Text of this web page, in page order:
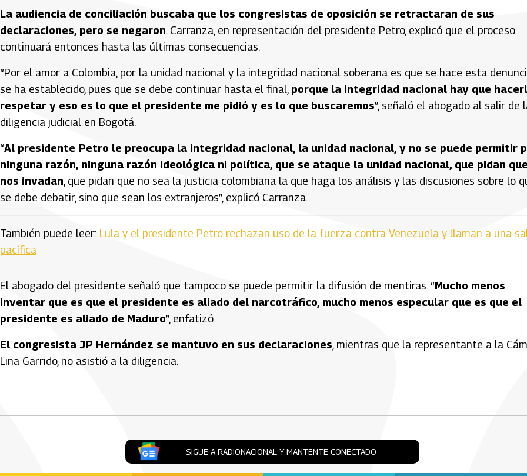
La audiencia de conciliación buscaba que los congresistas de oposición se retractaran de sus
declaraciones, pero se negaron. Carranza, en representación del presidente Petro, explicó que el proceso
continuará entonces hasta las últimas consecuencias.
“Por el amor a Colombia, por la unidad nacional y la integridad nacional soberana es que se hace esta
se ha establecido, pues que se debe continuar hasta el final, porque la integridad nacional hay que
respetar y eso es lo que el presidente me pidió y es lo que buscaremos”, señaló el abogado al salir de
diligencia judicial en Bogotá.
“Al presidente Petro le preocupa la integridad nacional, la unidad nacional, y no se puede permitir
ninguna razón, ninguna razón ideológica ni política, que se ataque la unidad nacional, que pidan que
nos invadan , que pidan que no sea la justicia colombiana la que haga los análisis y las discusiones sobre lo
se debe debatir, sino que sean los extranjeros”, explicó Carranza.
También puede leer: Lula y el presidente Petro rechazan uso de la fuerza contra Venezuela y llaman a una
pacífica
El abogado del presidente señaló que tampoco se puede permitir la difusión de mentiras. “Mucho menos
inventar que es que el presidente es aliado del narcotráfico, mucho menos especular que es que el
presidente es aliado de Maduro”, enfatizó.
El congresista JP Hernández se mantuvo en sus declaraciones , mientras que la representante a la
Lina Garrido, no asistió a la diligencia.
SIGUE A RADIONACIONAL Y MANTENTE CONECTADO